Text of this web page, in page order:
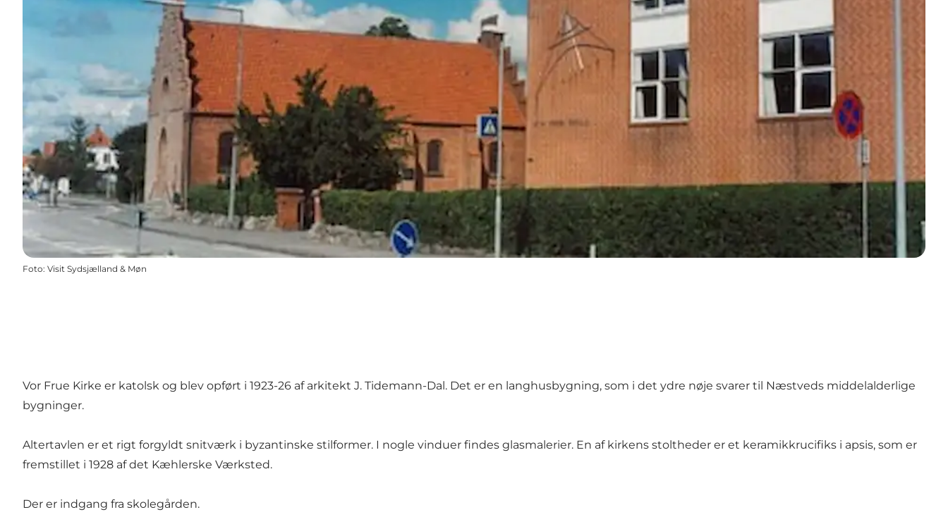
Foto: Visit Sydsjælland & Møn
Vor Frue Kirke er katolsk og blev opført i 1923-26 af arkitekt J. Tidemann-Dal. Det er en langhusbygning, som i det ydre nøje svarer til Næstveds middelalderlige
bygninger.
Altertavlen er et rigt forgyldt snitværk i byzantinske stilformer. I nogle vinduer findes glasmalerier. En af kirkens stoltheder er et keramikkrucifiks i apsis, som er
fremstillet i 1928 af det Kæhlerske Værksted.
Der er indgang fra skolegården.